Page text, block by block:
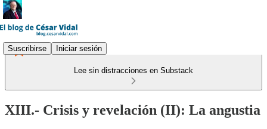
Suscribirse Iniciar sesión
Lee sin distracciones en Substack
XIII.- Crisis y revelación (II): La angustia